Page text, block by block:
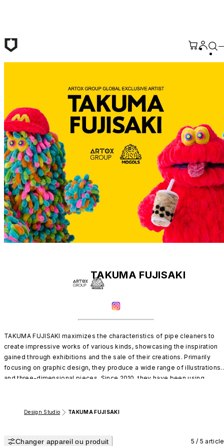
TAKUMA FUJISAKI
TAKUMA FUJISAKI maximizes the characteristics of pipe cleaners to
create impressive works of various kinds, showcasing the inspiration
gained through exhibitions and the sale of their creations. Primarily
focusing on graphic design, they produce a wide range of illustrations
and three-dimensional pieces. Since 2010, they have been using
workshops using pipe cleaners as the primary material. Their pieces
crafting pieces that bring smiles to viewers' faces.
Design Studio TAKUMA FUJISAKI
Changer appareil ou produit 5 / 5